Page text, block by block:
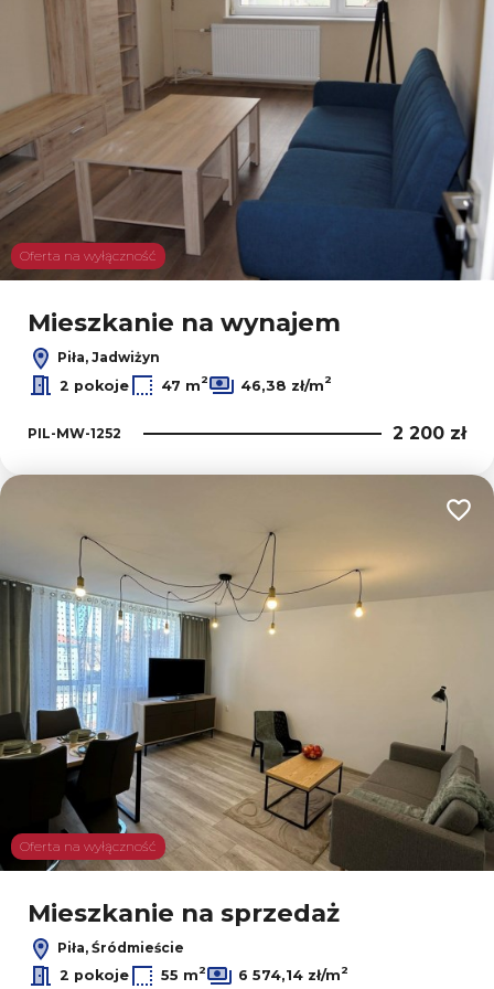
Oferta na wyłączność
Mieszkanie na wynajem
Piła, Jadwiżyn
2 pokoje
47 m2 46,38 zł/m2
PIL-MW-1252 2 200 zł
Oferta na wyłączność
Mieszkanie na sprzedaż
Piła, Śródmieście
2 pokoje
55 m2 6 574,14 zł/m2